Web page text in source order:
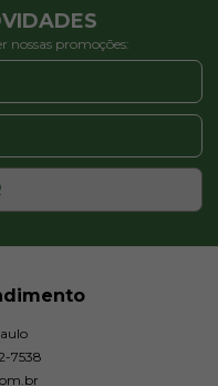
nossas promoções:
7538